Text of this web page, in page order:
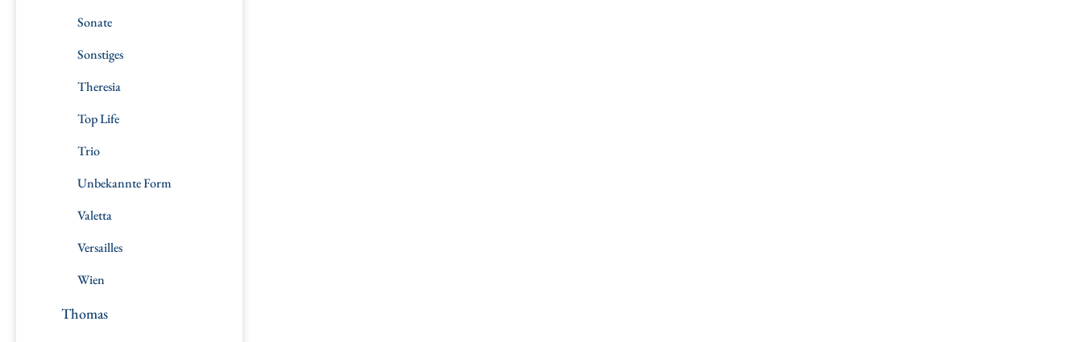
Sonate
Sonstiges
Theresia
Top Life
Trio
Unbekannte Form
Valetta
Versailles
Wien
Thomas